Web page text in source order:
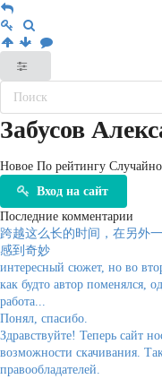
Забусов
Новое По рейтингу
Вход на сайт
Последние комментарии
跨越这么长的时间，在另外
感到奇妙
интересный сюжет, но во
как будто автор поменялся,
работа...
Понял, спасибо.
Здравствуйте! Теперь сайт
возможности скачивания.
правообладателей.